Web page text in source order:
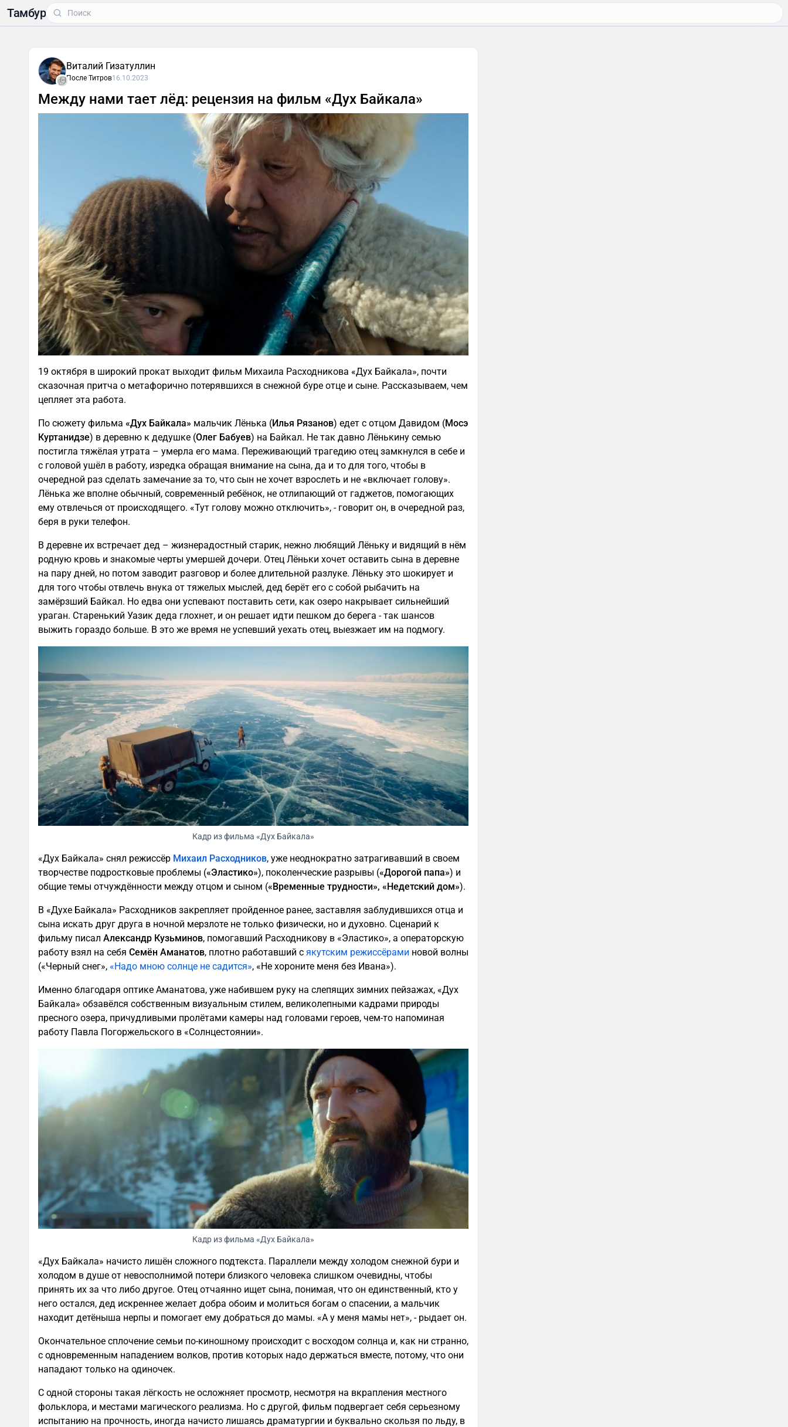
Тамбур
Виталий Гизатуллин
После Титров16.10.2023
Между нами тает лёд: рецензия на фильм «Дух Байкала»
19 октября в широкий прокат выходит фильм Михаила Расходникова «Дух Байкала», почти
сказочная притча о метафорично потерявшихся в снежной буре отце и сыне. Рассказываем, чем
цепляет эта работа.
По сюжету фильма «Дух Байкала» мальчик Лёнька (Илья Рязанов) едет с отцом Давидом (Мосэ
Куртанидзе) в деревню к дедушке (Олег Бабуев) на Байкал. Не так давно Лёнькину семью
постигла тяжёлая утрата – умерла его мама. Переживающий трагедию отец замкнулся в себе и
с головой ушёл в работу, изредка обращая внимание на сына, да и то для того, чтобы в
очередной раз сделать замечание за то, что сын не хочет взрослеть и не «включает голову».
Лёнька же вполне обычный, современный ребёнок, не отлипающий от гаджетов, помогающих
ему отвлечься от происходящего. «Тут голову можно отключить», - говорит он, в очередной раз,
беря в руки телефон.
В деревне их встречает дед – жизнерадостный старик, нежно любящий Лёньку и видящий в нём
родную кровь и знакомые черты умершей дочери. Отец Лёньки хочет оставить сына в деревне
на пару дней, но потом заводит разговор и более длительной разлуке. Лёньку это шокирует и
для того чтобы отвлечь внука от тяжелых мыслей, дед берёт его с собой рыбачить на
замёрзший Байкал. Но едва они успевают поставить сети, как озеро накрывает сильнейший
ураган. Старенький Уазик деда глохнет, и он решает идти пешком до берега - так шансов
выжить гораздо больше. В это же время не успевший уехать отец, выезжает им на подмогу.
Кадр из фильма «Дух Байкала»
«Дух Байкала» снял режиссёр Михаил Расходников, уже неоднократно затрагивавший в своем
творчестве подростковые проблемы («Эластико»), поколенческие разрывы («Дорогой папа») и
общие темы отчуждённости между отцом и сыном («Временные трудности», «Недетский дом»).
В «Духе Байкала» Расходников закрепляет пройденное ранее, заставляя заблудившихся отца и
сына искать друг друга в ночной мерзлоте не только физически, но и духовно. Сценарий к
фильму писал Александр Кузьминов, помогавший Расходникову в «Эластико», а операторскую
работу взял на себя Семён Аманатов, плотно работавший с якутским режиссёрами новой волны
(«Черный снег», «Надо мною солнце не садится», «Не хороните меня без Ивана»).
Именно благодаря оптике Аманатова, уже набившем руку на слепящих зимних пейзажах, «Дух
Байкала» обзавёлся собственным визуальным стилем, великолепными кадрами природы
пресного озера, причудливыми пролётами камеры над головами героев, чем-то напоминая
работу Павла Погоржельского в «Солнцестоянии».
Кадр из фильма «Дух Байкала»
«Дух Байкала» начисто лишён сложного подтекста. Параллели между холодом снежной бури и
холодом в душе от невосполнимой потери близкого человека слишком очевидны, чтобы
принять их за что либо другое. Отец отчаянно ищет сына, понимая, что он единственный, кто у
него остался, дед искреннее желает добра обоим и молиться богам о спасении, а мальчик
находит детёныша нерпы и помогает ему добраться до мамы. «А у меня мамы нет», - рыдает он.
Окончательное сплочение семьи по-киношному происходит с восходом солнца и, как ни странно,
с одновременным нападением волков, против которых надо держаться вместе, потому, что они
нападают только на одиночек.
С одной стороны такая лёгкость не осложняет просмотр, несмотря на вкрапления местного
фольклора, и местами магического реализма. Но с другой, фильм подвергает себя серьезному
испытанию на прочность, иногда начисто лишаясь драматургии и буквально скользя по льду, в